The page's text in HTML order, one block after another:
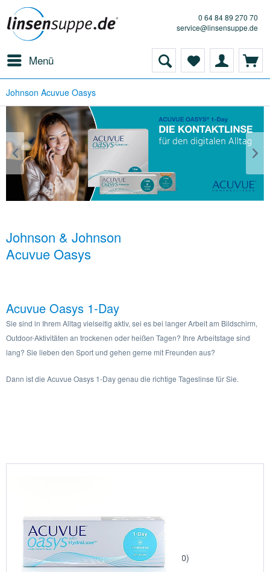
0 64 84 89 270 70
service@linsensuppe.de
Menü
Johnson Acuvue Oasys
Johnson & Johnson
Acuvue Oasys
Acuvue Oasys 1-Day (1x30)
Acuvue Oasys 1-Day
Sie sind in Ihrem Alltag vielseitig aktiv, sei es bei langer Arbeit am Bildschirm,
Outdoor-Aktivitäten an trockenen oder heißen Tagen? Ihre Arbeitstage sind
lang? Sie lieben den Sport und gehen gerne mit Freunden aus?
Dann ist die Acuvue Oasys 1-Day genau die richtige Tageslinse für Sie.